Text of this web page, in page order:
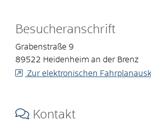
Besucheranschrift
Grabenstraße 9
89522 Heidenheim an der Brenz
Zur elektronischen
Kontakt